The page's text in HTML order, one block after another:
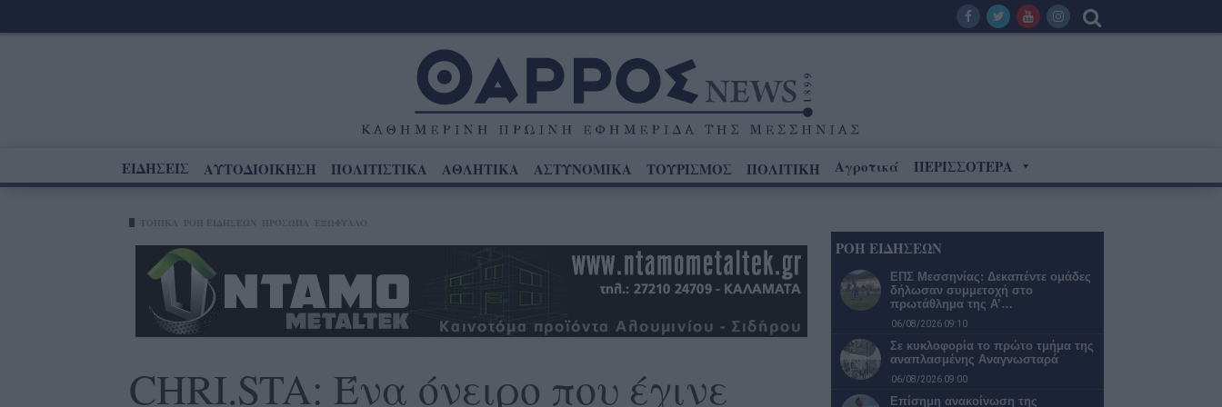
ΕΙΔΗΣΕΙΣ ΑΥΤΟΔΙΟΙΚΗΣΗ ΠΟΛΙΤΙΣΤΙΚΑ ΑΘΛΗΤΙΚΑ ΑΣΤΥΝΟΜΙΚΑ ΤΟΥΡΙΣΜΟΣ ΠΟΛΙΤΙΚΗ Αγροτικά ΠΕΡΙΣΣΟΤΕΡΑ
CHRI.STA: Ένα όνειρο που έγινε
ΡΟΗ ΕΙΔΗΣΕΩΝ
ΕΠΣ Μεσσηνίας: Δεκαπέντε ομάδες
δήλωσαν συμμετοχή στο
πρωτάθλημα της Α’…
06/08/2026 09:10
Σε κυκλοφορία το πρώτο τμήμα της
αναπλασμένης Αναγνωσταρά
06/08/2026 09:00
Επίσημη ανακοίνωση της